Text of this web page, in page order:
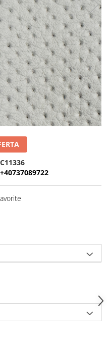
C11336
+40737089722